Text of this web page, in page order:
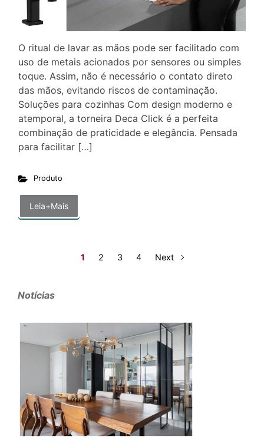
O ritual de lavar as mãos pode ser facilitado com
uso de metais acionados por sensores ou simples
toque. Assim, não é necessário o contato direto
das mãos, evitando riscos de contaminação.
Soluções para cozinhas Com design moderno e
atemporal, a torneira Deca Click é a perfeita
combinação de praticidade e elegância. Pensada
para facilitar […]
Produto
Leia+Mais
1 2 3 4 Next
Notícias